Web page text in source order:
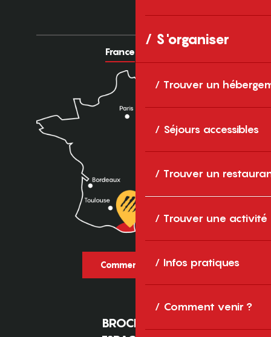
S'organiser
Trouver un
Séjours accessibles
Trouver un
Trouver une activité
Infos pratiques
Comment venir ?
France
Comment venir ?
BROCHURES